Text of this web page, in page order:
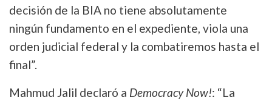
decisión de la BIA no tiene absolutamente
ningún fundamento en el expediente, viola una
orden judicial federal y la combatiremos hasta el
final”.
Mahmud Jalil declaró a Democracy Now!: “La